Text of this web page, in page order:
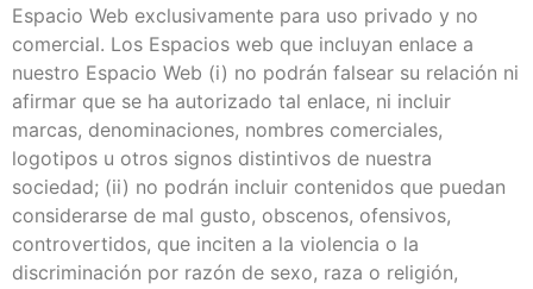
Espacio Web exclusivamente para uso privado y no
comercial. Los Espacios web que incluyan enlace a
nuestro Espacio Web (i) no podrán falsear su relación ni
afirmar que se ha autorizado tal enlace, ni incluir
marcas, denominaciones, nombres comerciales,
logotipos u otros signos distintivos de nuestra
sociedad; (ii) no podrán incluir contenidos que puedan
considerarse de mal gusto, obscenos, ofensivos,
controvertidos, que inciten a la violencia o la
discriminación por razón de sexo, raza o religión,